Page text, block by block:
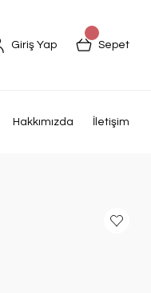
Giriş Yap Sepet
Hakkımızda İletişim